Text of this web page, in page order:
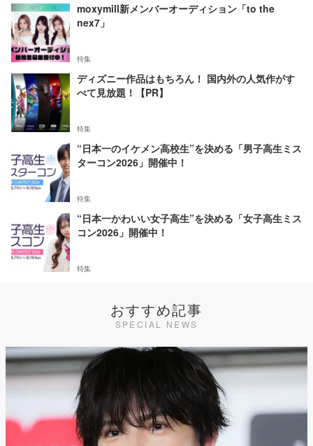
moxymill新メンバーオーディション「to the
nex7」
特集
ディズニー作品はもちろん！ 国内外の人気作がす
べて見放題！【PR】
特集
“日本一のイケメン高校生”を決める「男子高生ミス
ターコン2026」開催中！
特集
“日本一かわいい女子高生”を決める「女子高生ミス
コン2026」開催中！
特集
おすすめ記事
SPECIAL NEWS